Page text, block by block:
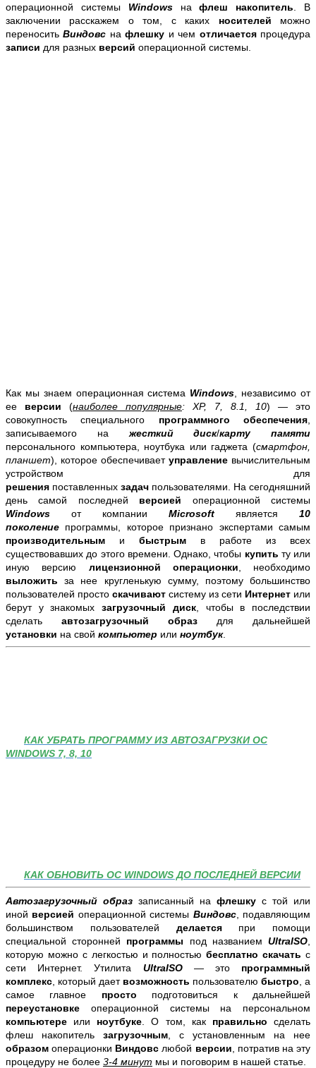
операционной системы Windows нафлеш накопитель . В
заключении расскажем о том, с каких носителей можно
переноситьВиндовс нафлешку и чем отличается процедура
записи для разных версий операционной системы
Как мы знаем операционная система Windows , независимо от
ее версии (наиболее популярные: XP, 7, 8.1, 10)
— это
совокупность специального программного обеспечения
записываемого
на жесткий диск/карту памяти
персонального компьютера, ноутбука или гаджета (смартфон,
планшет), которое обеспечивает управление вычислительным
устройством для
решения поставленных задач пользователями. На сегодняшний
день самой последней версией операционной системы
Windows от компании Microsoft является 10
поколение программы, которое признано экспертами самым
производительным и быстрым в работе из всех
существовавших до этого времени. Однако, чтобы купить ту или
иную версию лицензионной операционки , необходимо
выложитьза нее кругленькую сумму, поэтому большинство
пользователей просто скачивают систему из сети Интернет или
берут у знакомыхзагрузочный диск, чтобы в последствии
сделать автозагрузочный образ для дальнейшей
установки на свой компьютер или ноутбук.
КАК УБРАТЬ ПРОГРАММУ ИЗ АВТОЗАГРУЗКИ ОС
WINDOWS 7, 8, 10
КАК ОБНОВИТЬ ОС WINDOWS ДО ПОСЛЕДНЕЙ ВЕРСИИ
Автозагрузочный образ записанный на флешку с той или
иной версией операционной системы Виндовс,
подавляющим
большинством пользователей делается при помощи
специальной сторонней программы под названиемUltraISO
которую можно с легкостью и полностьюбесплатно скачать с
сети Интернет. Утилита UltraISO — этопрограммный
комплекс , который дает возможность пользователю быстро , а
самое главное просто подготовиться к дальнейшей
переустановке операционной системы на персональном
компьютере или ноутбуке . О том, как правильносделать
флеш накопитель загрузочным , с установленным на нее
образомоперационки Виндовс любой версии , потратив на эту
процедуру не более 3-4 минут мы и поговорим в нашей статье.